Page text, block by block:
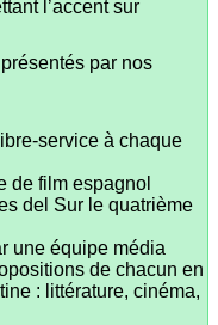
l’accent sur
par nos
service à chaque
film espagnol
del Sur le quatrième
équipe média
de chacun en
: littérature, cinéma,